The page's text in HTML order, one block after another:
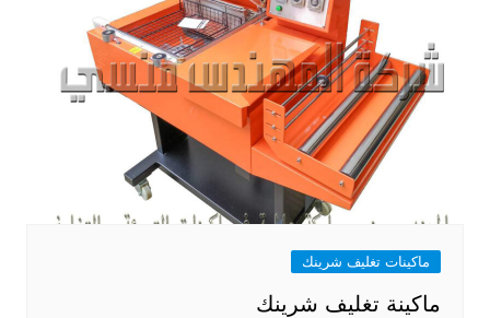
ماكينات تغليف شرينك
ماكينة تغليف شرينك